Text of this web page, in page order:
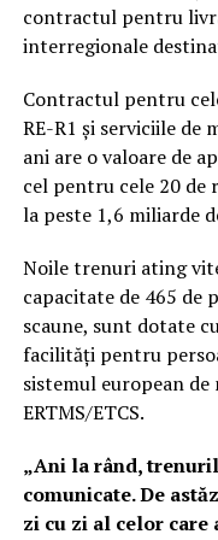
contractul pentru
interregionale
Contractul pentru
RE-R1 și serviciile
ani are o valoare de
cel pentru cele 20 de
la peste 1,6 miliarde
Noile trenuri ating
capacitate de 465 de
scaune, sunt dotate
facilități pentru
sistemul european
ERTMS/ETCS.
„Ani la rând,
comunicate. De
zi cu zi al celor care